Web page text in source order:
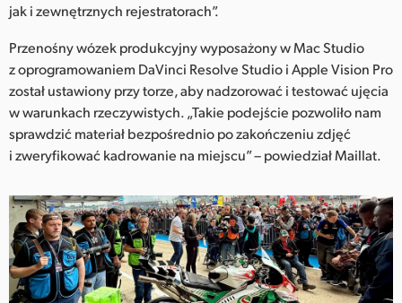
jak i zewnętrznych rejestratorach”.
Przenośny wózek produkcyjny wyposażony w Mac Studio
z oprogramowaniem DaVinci Resolve Studio i Apple Vision Pro
został ustawiony przy torze, aby nadzorować i testować ujęcia
w warunkach rzeczywistych. „Takie podejście pozwoliło nam
sprawdzić materiał bezpośrednio po zakończeniu zdjęć
i zweryfikować kadrowanie na miejscu” – powiedział Maillat.